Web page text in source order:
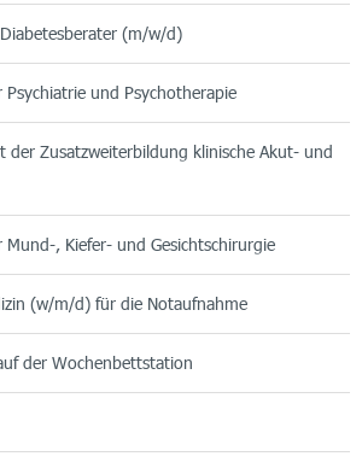
(m/w/d)
und Psychotherapie
der Zusatzweiterbildung klinische Akut- und
, Kiefer- und Gesichtschirurgie
(w/m/d) für die Notaufnahme
der Wochenbettstation